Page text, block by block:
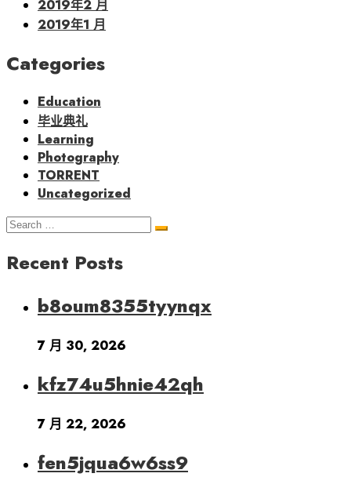
2019年2 月
2019年1 月
Categories
Education
毕业典礼
Learning
Photography
TORRENT
Uncategorized
Search
Search
Recent Posts
b8oum8355tyynqx
7 月 30, 2026
kfz74u5hnie42qh
7 月 22, 2026
fen5jqua6w6ss9